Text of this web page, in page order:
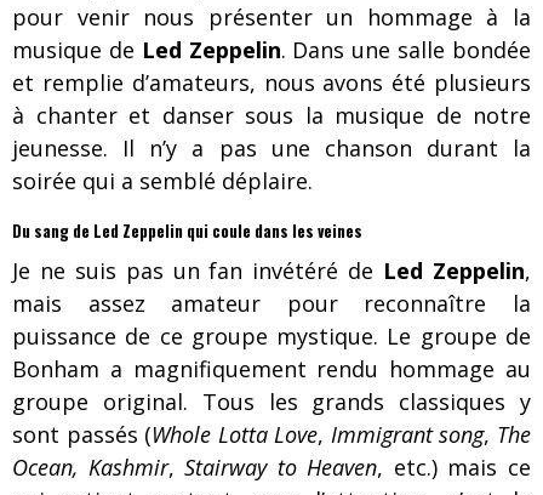
Death Note Silence - Collide and Collapse
Muse au Centre Vidéotron de Québec
pour venir nous présenter un hommage à la
musique de Led Zeppelin. Dans une salle bondée
et remplie d’amateurs, nous avons été plusieurs
à chanter et danser sous la musique de notre
jeunesse. Il n’y a pas une chanson durant la
soirée qui a semblé déplaire.
Du sang de Led Zeppelin qui coule dans les veines
Je ne suis pas un fan invétéré de Led Zeppelin,
mais assez amateur pour reconnaître la
puissance de ce groupe mystique. Le groupe de
Bonham a magnifiquement rendu hommage au
groupe original. Tous les grands classiques y
sont passés (Whole Lotta Love, Immigrant song, The
Ocean, Kashmir,Stairway to Heaven, etc.) mais ce